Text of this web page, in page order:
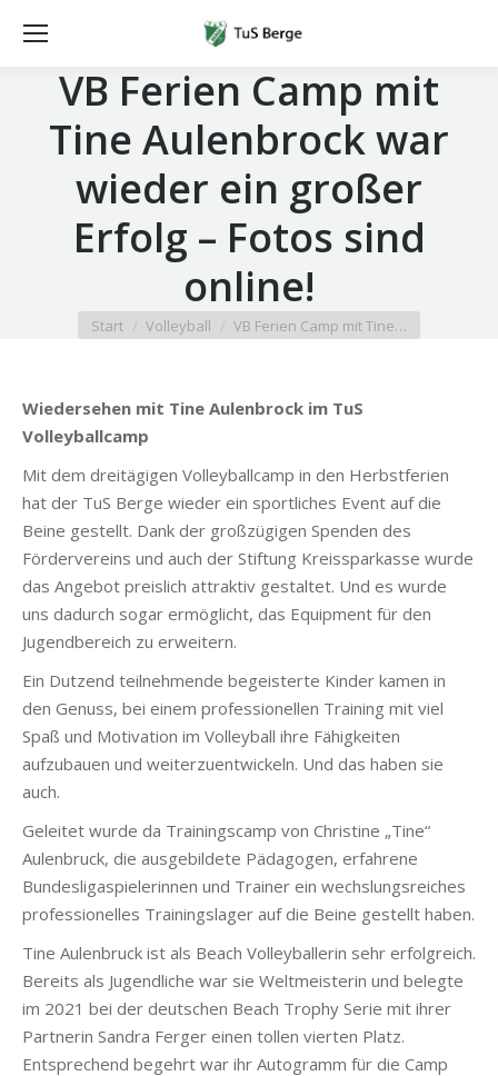
VB Ferien Camp mit
Tine Aulenbrock war
wieder ein großer
Erfolg – Fotos sind
online!
Sie befinden sich hier:
Start Volleyball VB Ferien Camp mit Tine…
Wiedersehen mit Tine Aulenbrock im TuS
Volleyballcamp
Mit dem dreitägigen Volleyballcamp in den Herbstferien
hat der TuS Berge wieder ein sportliches Event auf die
Beine gestellt. Dank der großzügigen Spenden des
Fördervereins und auch der Stiftung Kreissparkasse wurde
das Angebot preislich attraktiv gestaltet. Und es wurde
uns dadurch sogar ermöglicht, das Equipment für den
Jugendbereich zu erweitern.
Ein Dutzend teilnehmende begeisterte Kinder kamen in
den Genuss, bei einem professionellen Training mit viel
Spaß und Motivation im Volleyball ihre Fähigkeiten
aufzubauen und weiterzuentwickeln. Und das haben sie
auch.
Geleitet wurde da Trainingscamp von Christine „Tine“
Aulenbruck, die ausgebildete Pädagogen, erfahrene
Bundesligaspielerinnen und Trainer ein wechslungsreiches
professionelles Trainingslager auf die Beine gestellt haben.
Tine Aulenbruck ist als Beach Volleyballerin sehr erfolgreich.
Bereits als Jugendliche war sie Weltmeisterin und belegte
im 2021 bei der deutschen Beach Trophy Serie mit ihrer
Partnerin Sandra Ferger einen tollen vierten Platz.
Entsprechend begehrt war ihr Autogramm für die Camp